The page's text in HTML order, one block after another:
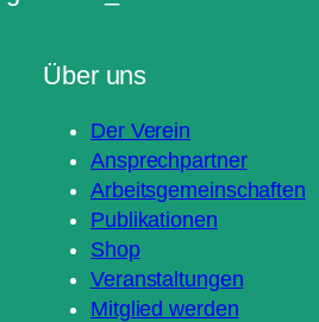
Über uns
Der Verein
Ansprechpartner
Arbeitsgemeinschaften
Publikationen
Shop
Veranstaltungen
Mitglied werden